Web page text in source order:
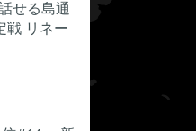
せる島通
戦 リネー